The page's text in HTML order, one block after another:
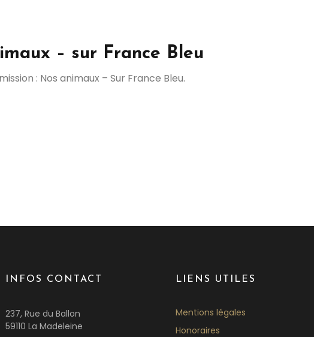
– sur France Bleu
: Nos animaux – Sur France Bleu.
INFOS CONTACT
237, Rue du Ballon
59110 La Madeleine
LIENS UTILES
Mentions légales
Honoraires